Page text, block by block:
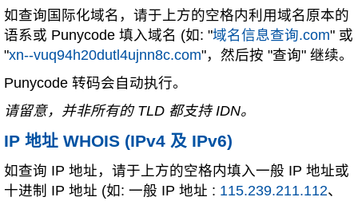
如查询国际化域名，请于上方的空格内利用域名原本的
语系或 Punycode 填入域名 (如: "域名信息查询.com" 或
"xn--vuq94h20dutl4ujnn8c.com"，然后按 "查询" 继续。
Punycode 转码会自动执行。
请留意，并非所有的 TLD 都支持 IDN。
IP 地址 WHOIS (IPv4 及 IPv6)
如查询 IP 地址，请于上方的空格内填入一般 IP 地址或
十进制 IP 地址 (如: 一般 IP 地址 : 115.239.211.112、